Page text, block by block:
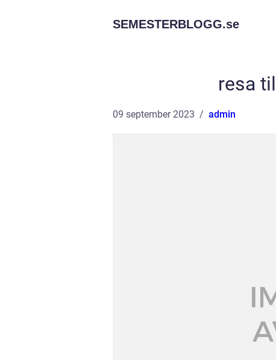
SEMESTERBLOGG.se
resa
09 september 2023 admin